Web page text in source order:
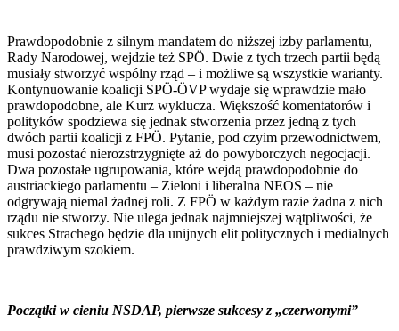
Prawdopodobnie z silnym mandatem do niższej izby parlamentu,
Rady Narodowej, wejdzie też SPÖ. Dwie z tych trzech partii będą
musiały stworzyć wspólny rząd – i możliwe są wszystkie warianty.
Kontynuowanie koalicji SPÖ-ÖVP wydaje się wprawdzie mało
prawdopodobne, ale Kurz wyklucza. Większość komentatorów i
polityków spodziewa się jednak stworzenia przez jedną z tych
dwóch partii koalicji z FPÖ. Pytanie, pod czyim przewodnictwem,
musi pozostać nierozstrzygnięte aż do powyborczych negocjacji.
Dwa pozostałe ugrupowania, które wejdą prawdopodobnie do
austriackiego parlamentu – Zieloni i liberalna NEOS – nie
odgrywają niemal żadnej roli. Z FPÖ w każdym razie żadna z nich
rządu nie stworzy. Nie ulega jednak najmniejszej wątpliwości, że
sukces Strachego będzie dla unijnych elit politycznych i medialnych
prawdziwym szokiem.
Początki w cieniu NSDAP, pierwsze sukcesy z „czerwonymi”